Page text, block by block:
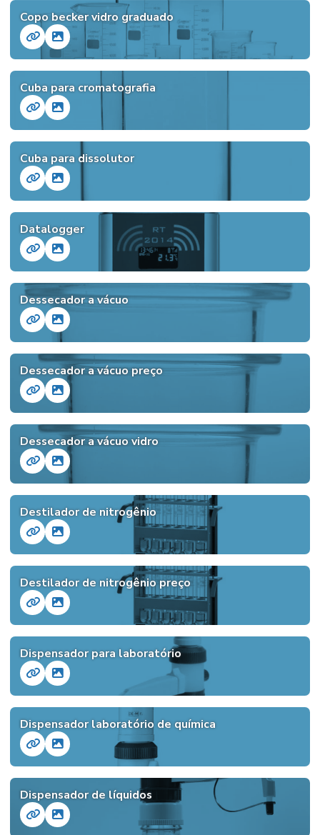
Copo becker vidro graduado
Cuba para cromatografia
Cuba para dissolutor
Datalogger
Dessecador a vácuo
Dessecador a vácuo preço
Dessecador a vácuo vidro
Destilador de nitrogênio
Destilador de nitrogênio preço
Dispensador para laboratório
Dispensador laboratório de química
Dispensador de líquidos